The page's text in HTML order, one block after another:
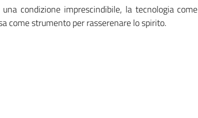
condizione imprescindibile, la tecnologia come
come strumento per rasserenare lo spirito.